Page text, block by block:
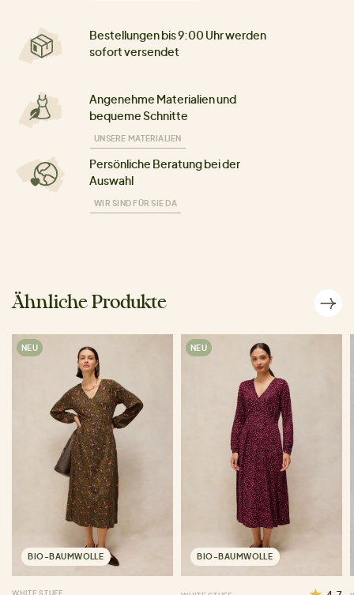
Bestellungen bis 9:00 Uhr werden
sofort versendet
Angenehme Materialien und
bequeme Schnitte
UNSERE MATERIALIEN
Persönliche Beratung bei der
Auswahl
WIR SIND FÜR SIE DA
Ähnliche Produkte
NEU
BIO-BAUMWOLLE
WHITE STUFF
NEU
BIO-BAUMWOLLE